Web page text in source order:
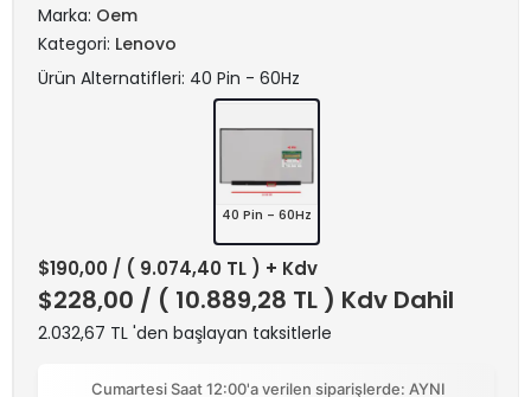
Marka: Oem
Kategori: Lenovo
Ürün Alternatifleri: 40 Pin - 60Hz
40 Pin - 60Hz
$190,00 / ( 9.074,40 TL ) + Kdv
$228,00 / ( 10.889,28 TL ) Kdv Dahil
2.032,67 TL 'den başlayan taksitlerle
Cumartesi Saat 12:00'a verilen siparişlerde: AYNI